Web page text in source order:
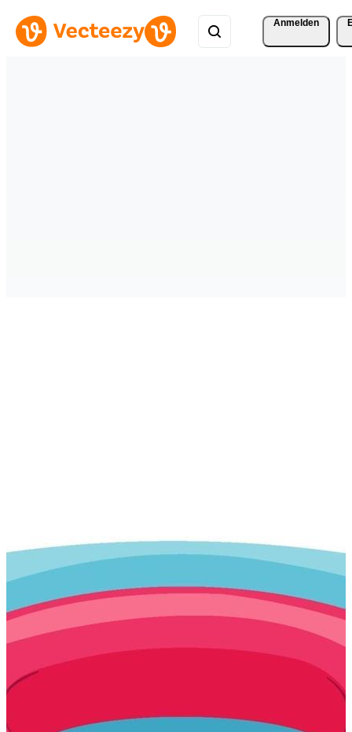
Anmelden